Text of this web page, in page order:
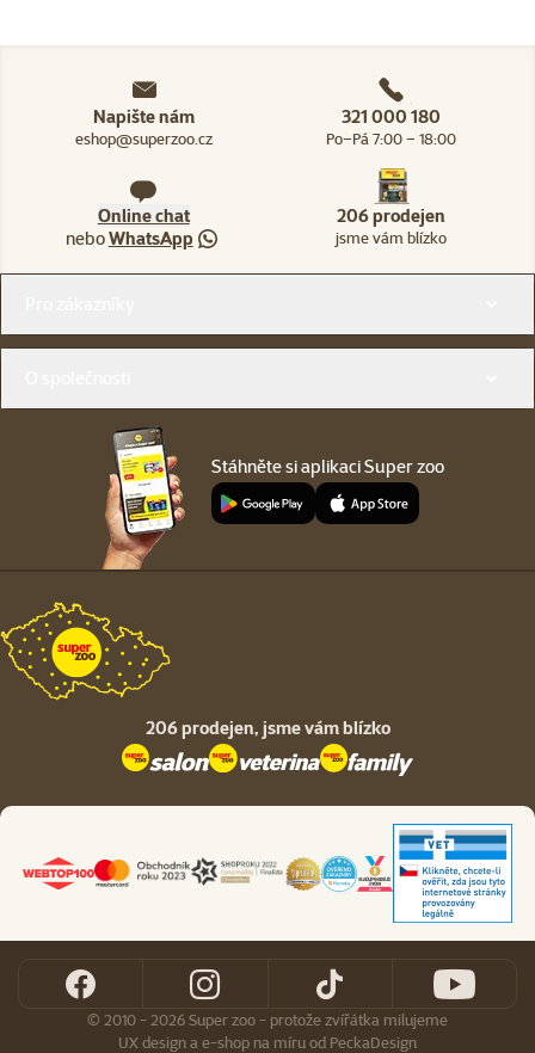
Napište nám
eshop@superzoo.cz
321 000 180
Po–Pá 7:00 – 18:00
Online chat
neboWhatsApp
206 prodejen
jsme vám blízko
Stáhněte si aplikaci Super zoo
206 prodejen, jsme vám blízko
© 2010 - 2026 Super zoo - protože zvířátka milujeme
UX designa e-shop na míruod PeckaDesign